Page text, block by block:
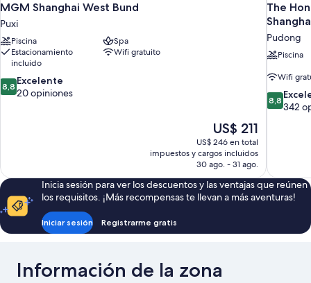
MGM Shanghai West Bund
Puxi
Piscina
Spa
Estacionamiento
incluido
Wifi gratuito
8.8
de
8,8 Excelente
20 opiniones
El
precio
actual
es
de
US$ 211
US$ 211
US$ 246 en total
impuestos y cargos incluidos
30 ago. - 31 ago.
The
Pudong
Piscina
Wifi
8.8
de
8,8
342
Inicia sesión para ver los descuentos y las ventajas que reúnen
los requisitos. ¡Más recompensas te llevan a más aventuras!
Iniciar sesión Registrarme gratis
Información de la zona